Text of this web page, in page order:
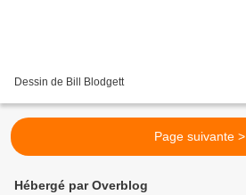
Dessin de Bill Blodgett
Page suivante >
Hébergé par Overblog